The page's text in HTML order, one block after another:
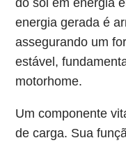
do sol em energia
energia gerada é
assegurando um
estável,
motorhome.
Um componente
de carga. Sua